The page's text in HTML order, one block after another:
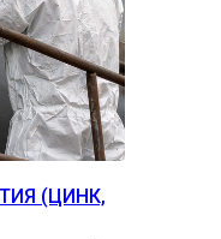
(ЦИНК,